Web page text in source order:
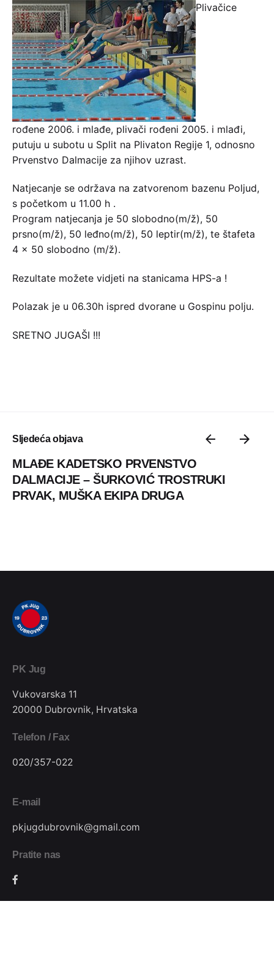
Plivačice
rođene 2006. i mlađe, plivači rođeni 2005. i mlađi,
putuju u subotu u Split na Plivaton Regije 1, odnosno
Prvenstvo Dalmacije za njihov uzrast.
Natjecanje se održava na zatvorenom bazenu Poljud,
s početkom u 11.00 h .
Program natjecanja je 50 slobodno(m/ž), 50
prsno(m/ž), 50 leđno(m/ž), 50 leptir(m/ž), te štafeta
4 x 50 slobodno (m/ž).
Rezultate možete vidjeti na stanicama HPS-a !
Polazak je u 06.30h ispred dvorane u Gospinu polju.
SRETNO JUGAŠI !!!
Sljedeća objava
MLAĐE KADETSKO PRVENSTVO
DALMACIJE – ŠURKOVIĆ TROSTRUKI
PRVAK, MUŠKA EKIPA DRUGA
PK Jug
Vukovarska 11
20000 Dubrovnik, Hrvatska
Telefon / Fax
020/357-022
E-mail
pkjugdubrovnik@gmail.com
Pratite nas